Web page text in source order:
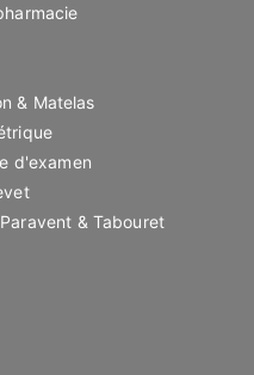
& Matelas
d'examen
& Tabouret